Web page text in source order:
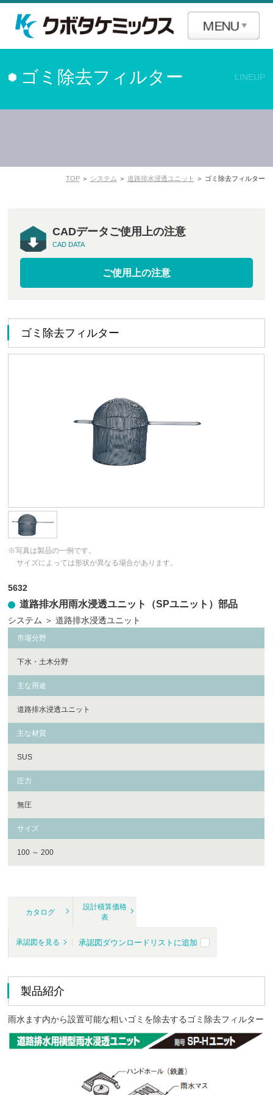
ゴミ除去フィルター LINEUP
TOP＞ システム ＞ 道路排水浸透ユニット ＞ ゴミ除去フィルター
CADデータご使用上の注意
CAD DATA
ご使用上の注意
ゴミ除去フィルター
※写真は製品の一例です。
サイズによっては形状が異なる場合があります。
5632
道路排水用雨水浸透ユニット（SPユニット）部品
システム ＞ 道路排水浸透ユニット
市場分野
下水・土木分野
主な用途
道路排水浸透ユニット
主な材質
SUS
圧力
無圧
サイズ
100 ～ 200
カタログ
設計積算価格
表
承認図を見る 承認図ダウンロードリストに追加
製品紹介
雨水ます内から設置可能な粗いゴミを除去するゴミ除去フィルター